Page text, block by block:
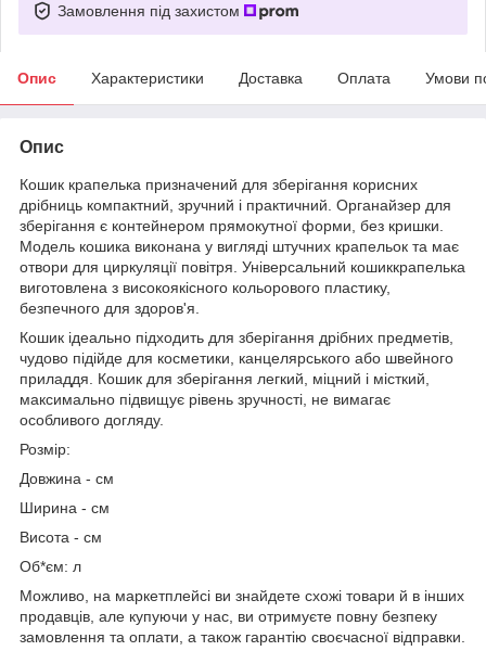
Замовлення під захистом
Опис Характеристики Доставка Оплата Умови
Опис
Кошик крапелька призначений для зберігання корисних
дрібниць компактний, зручний і практичний. Органайзер для
зберігання є контейнером прямокутної форми, без кришки.
Модель кошика виконана у вигляді штучних крапельок та має
отвори для циркуляції повітря. Універсальний кошиккрапелька
виготовлена з високоякісного кольорового пластику,
безпечного для здоров'я.
Кошик ідеально підходить для зберігання дрібних предметів,
чудово підійде для косметики, канцелярського або швейного
приладдя. Кошик для зберігання легкий, міцний і місткий,
максимально підвищує рівень зручності, не вимагає
особливого догляду.
Розмір:
Довжина - см
Ширина - см
Висота - см
Об*єм: л
Можливо, на маркетплейсі ви знайдете схожі товари й в інших
продавців, але купуючи у нас, ви отримуєте повну безпеку
замовлення та оплати, а також гарантію своєчасної відправки.